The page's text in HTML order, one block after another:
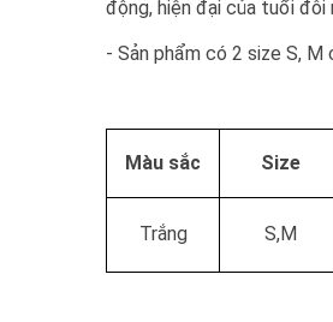
động, hiện đại của tuổi đôi
- Sản phẩm có 2 size S, M
Màu sắc Size
Trắng S,M